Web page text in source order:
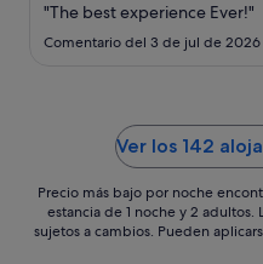
"The best experience Ever!"
Comentario del 3 de jul de 2026
Ver los 142
Precio más bajo por noche
estancia de 1 noche y 2
sujetos a cambios. Pueden